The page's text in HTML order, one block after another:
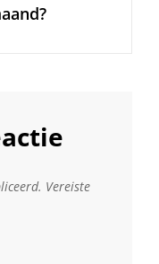
Vereiste